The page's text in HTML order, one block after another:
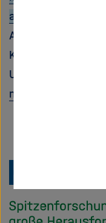
assessment and
Activity Code:
Koordinator:
Umweltforschung -
mehr Informationen